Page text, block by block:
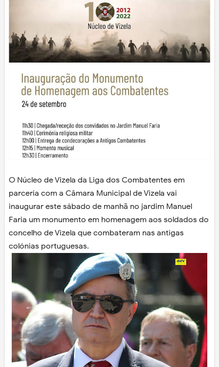
O Núcleo de Vizela da Liga dos Combatentes em
parceria com a Câmara Municipal de Vizela vai
inaugurar este sábado de manhã no jardim Manuel
Faria um monumento em homenagem aos soldados do
concelho de Vizela que combateram nas antigas
colónias portuguesas.